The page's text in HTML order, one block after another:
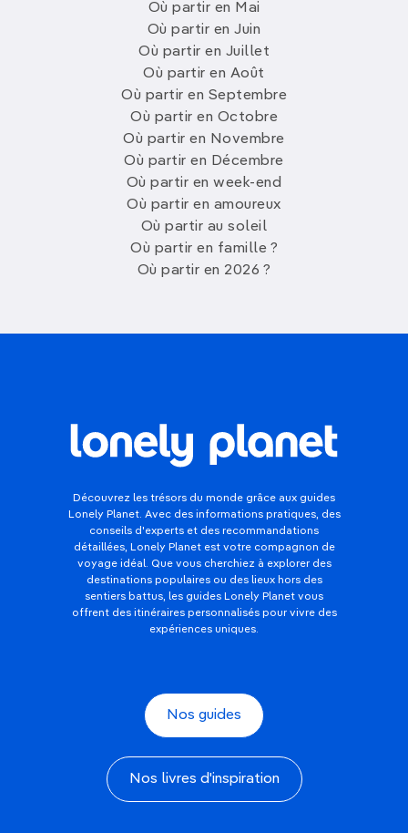
Où partir en Mai
Où partir en Juin
Où partir en Juillet
Où partir en Août
Où partir en Septembre
Où partir en Octobre
Où partir en Novembre
Où partir en Décembre
Où partir en week-end
Où partir en amoureux
Où partir au soleil
Où partir en famille ?
Où partir en 2026 ?
Découvrez les trésors du monde grâce aux guides
Lonely Planet. Avec des informations pratiques, des
conseils d'experts et des recommandations
détaillées, Lonely Planet est votre compagnon de
voyage idéal. Que vous cherchiez à explorer des
destinations populaires ou des lieux hors des
sentiers battus, les guides Lonely Planet vous
offrent des itinéraires personnalisés pour vivre des
expériences uniques.
Nos guides
Nos livres d'inspiration